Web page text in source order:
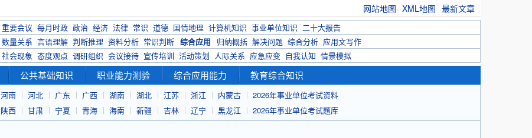
网站地图 XML地图 最新文章
重要会议 每月时政 政治 经济 法律 常识 道德 国情地理 计算机知识 事业单位知识 二十大报告
数量关系 言语理解 判断推理 资料分析 常识判断 综合应用 归纳概括 解决问题 综合分析 应用文写作
社会现象 态度观点 调研组织 会议接待 宣传培训 活动策划 人际关系 应急应变 自我认知 情景模拟
公共基础知识 职业能力测验 综合应用能力 教育综合知识
河南 河北 广东 广西 湖南 湖北 江苏 浙江 内蒙古
2026年事业单位考试资料
陕西 甘肃 宁夏 青海 海南 新疆 吉林 辽宁 黑龙江
2026年事业单位考试题库